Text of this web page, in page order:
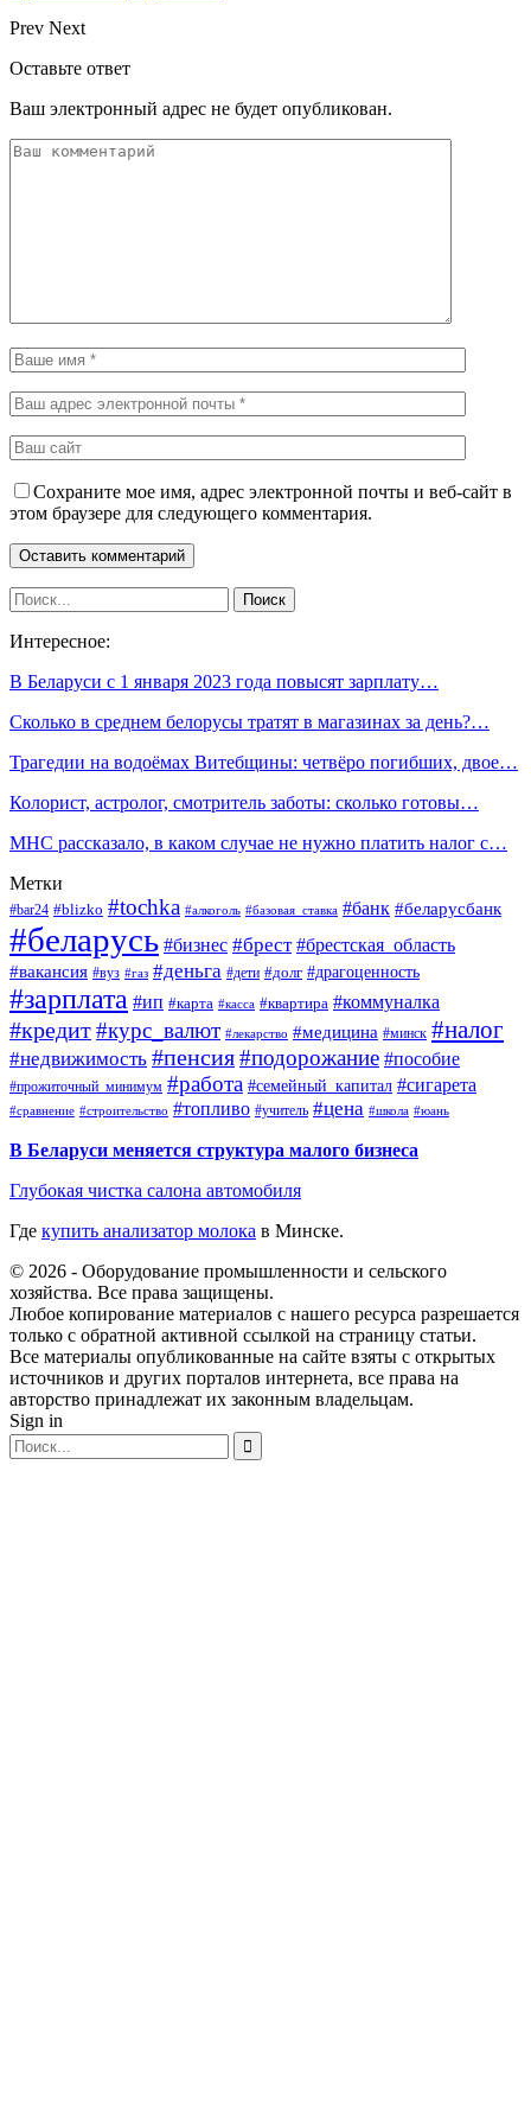
Prev Next
Оставьте ответ
Ваш электронный адрес не будет опубликован.
Сохраните мое имя, адрес электронной почты и веб-сайт в
этом браузере для следующего комментария.
Интересное:
В Беларуси с 1 января 2023 года повысят зарплату…
Сколько в среднем белорусы тратят в магазинах за день?…
Трагедии на водоёмах Витебщины: четвёро погибших, двое…
Колорист, астролог, смотритель заботы: сколько готовы…
МНС рассказало, в каком случае не нужно платить налог с…
Метки
#bar24 #blizko #tochka #алкоголь #базовая_ставка #банк #беларусбанк
#беларусь #бизнес #брест #брестская_область
#вакансия #вуз #газ #деньга #дети #долг #драгоценность
#зарплата #ип #карта #касса #квартира #коммуналка
#кредит#курс_валют #лекарство #медицина #минск #налог
#недвижимость #пенсия#подорожание #пособие
#прожиточный_минимум #работа #семейный_капитал #сигарета
#сравнение #строительство #топливо #учитель #цена #школа #юань
В Беларуси меняется структура малого бизнеса
Глубокая чистка салона автомобиля
Где купить анализатор молока в Минске.
© 2026 - Оборудование промышленности и сельского
хозяйства. Все права защищены.
Любое копирование материалов с нашего ресурса разрешается
только с обратной активной ссылкой на страницу статьи.
Все материалы опубликованные на сайте взяты с открытых
источников и других порталов интернета, все права на
авторство принадлежат их законным владельцам.
Sign in